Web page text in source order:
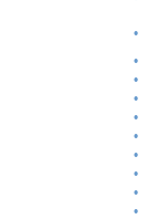
•
•
•
•
•
•
•
•
•
•